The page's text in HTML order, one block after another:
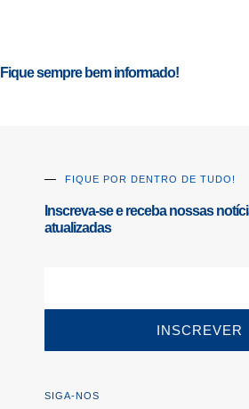
Fique sempre bem informado!
FIQUE POR DENTRO DE TUDO!
Inscreva-se e receba nossas
atualizadas
INSCREVER
SIGA-NOS